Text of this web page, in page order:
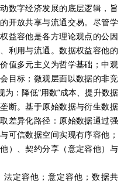
数字经济发展的底层逻辑，旨
开放共享与流通交易。尽管学
益容他是各方理论观点的公因
利用与流通。数据权益容他的
值多元主义为哲学基础；中观
目标；微观层面以数据的非竞
：降低“用数”成本、提升数据
断。基于原始数据与衍生数据
差异化路径：原始数据通过强
可信数据空间实现有序容他；
）、契约分享（意定容他）与
法定容他；意定容他；数据共